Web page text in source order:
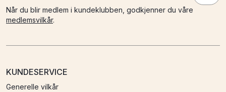
Når du blir medlem i kundeklubben, godkjenner du våre
medlemsvilkår.
KUNDESERVICE
Generelle vilkår